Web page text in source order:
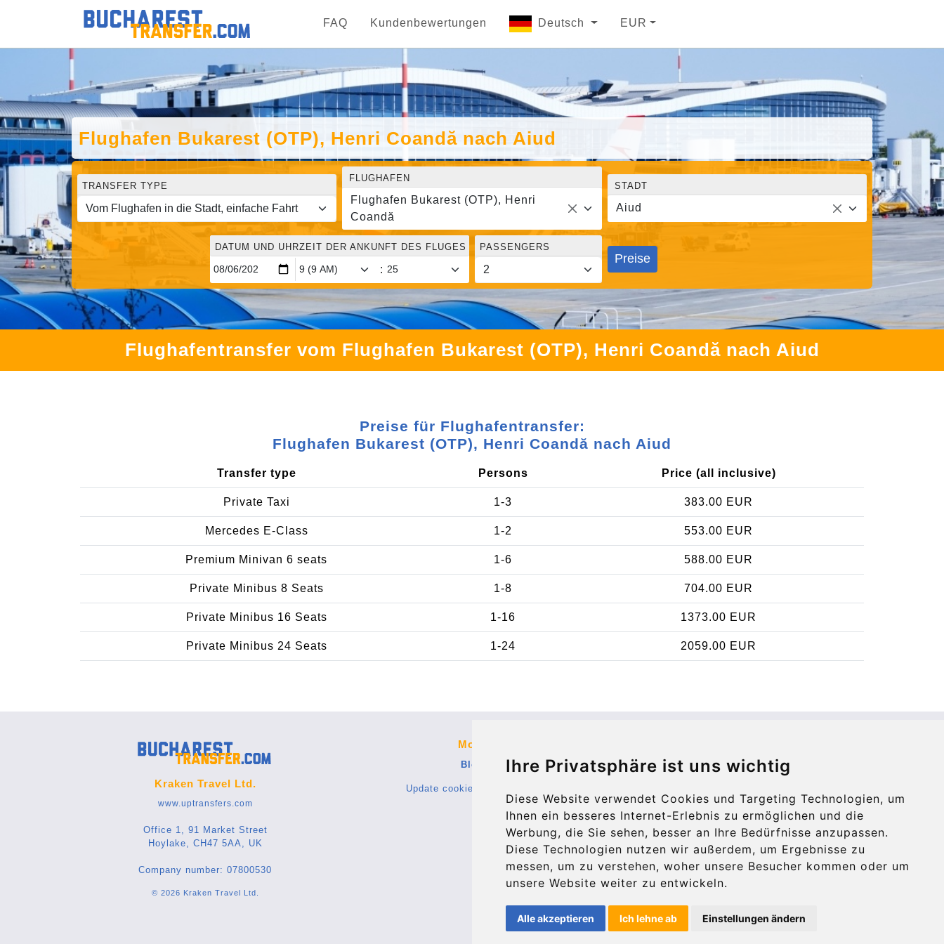
Ihre Privatsphäre ist uns wichtig
Diese Website verwendet Cookies und Targeting Technologien, um
Ihnen ein besseres Internet-Erlebnis zu ermöglichen und die
Werbung, die Sie sehen, besser an Ihre Bedürfnisse anzupassen.
Diese Technologien nutzen wir außerdem, um Ergebnisse zu
messen, um zu verstehen, woher unsere Besucher kommen oder um
unsere Website weiter zu entwickeln.
Alle akzeptieren Ich lehne ab Einstellungen ändern
FAQ Kundenbewertungen Deutsch EUR
Flughafen Bukarest (OTP), Henri Coandă nach Aiud
TRANSFER TYPE
FLUGHAFEN
Flughafen Bukarest (OTP), Henri
Coandă
STADT
Aiud
DATUM UND UHRZEIT DER ANKUNFT DES FLUGES
:
PASSENGERS
Preise
Flughafentransfer vom Flughafen Bukarest (OTP), Henri Coandă nach Aiud
Preise für Flughafentransfer:
Flughafen Bukarest (OTP), Henri Coandă nach Aiud
Transfer type Persons Price (all inclusive)
Private Taxi 1-3 383.00 EUR
Mercedes E-Class 1-2 553.00 EUR
Premium Minivan 6 seats 1-6 588.00 EUR
Private Minibus 8 Seats 1-8 704.00 EUR
Private Minibus 16 Seats 1-16 1373.00 EUR
Private Minibus 24 Seats 1-24 2059.00 EUR
Kraken Travel Ltd.
www.uptransfers.com
Office 1, 91 Market Street
Hoylake, CH47 5AA, UK
Company number: 07800530
© 2026 Kraken Travel Ltd.
More
Blog
Update cookies preferences
info@bucharesttransfer.com
Secure Payment with STRIPE